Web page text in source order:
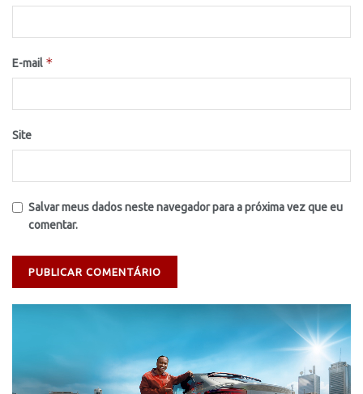
E-mail *
Site
Salvar meus dados neste navegador para a próxima vez que eu
comentar.